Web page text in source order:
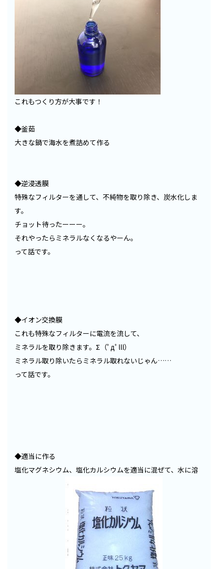
これもつくり方が大事です！
◆釜茹
大きな鍋で海水を煮詰めて作る
◆逆浸透膜
特殊なフィルターを通して、不純物を取り除き、炭水化しま
す。
チョット待ったーーー。
それやったらミネラルなくなるやーん。
って話です。
◆イオン交換膜
これも特殊なフィルターに電流を流して、
ミネラルを取り除きます。Σ（ﾟдﾟlll）
ミネラル取り除いたらミネラル取れないじゃん……
って話です。
◆適当に作る
塩化マグネシウム、塩化カルシウムを適当に混ぜて、水に溶